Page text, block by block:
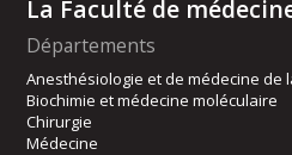
La Faculté de
Départements
Anesthésiologie et de médecine de
Biochimie et médecine moléculaire
Chirurgie
Médecine